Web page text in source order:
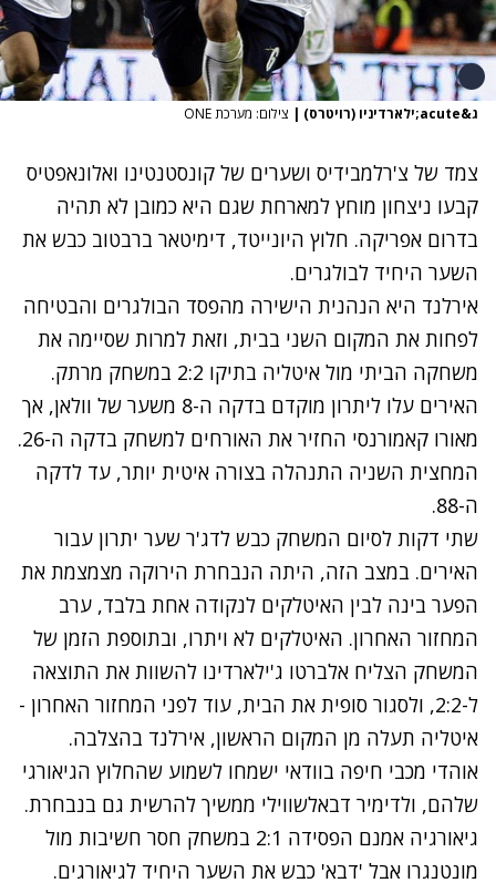
ג&acute;ילארדיניו (רויטרס) | צילום: מערכת ONE
צמד של צ'רלמבידיס ושערים של קונסטנטינו ואלונאפטיס
קבעו ניצחון מוחץ למארחת שגם היא כמובן לא תהיה
בדרום אפריקה. חלוץ היונייטד, דימיטאר ברבטוב כבש את
השער היחיד לבולגרים.
אירלנד היא הנהנית הישירה מהפסד הבולגרים והבטיחה
לפחות את המקום השני בבית, וזאת למרות שסיימה את
משחקה הביתי מול איטליה בתיקו 2:2 במשחק מרתק.
האירים עלו ליתרון מוקדם בדקה ה-8 משער של וולאן, אך
מאורו קאמורנסי החזיר את האורחים למשחק בדקה ה-26.
המחצית השניה התנהלה בצורה איטית יותר, עד לדקה
ה-88.
שתי דקות לסיום המשחק כבש לדג'ר שער יתרון עבור
האירים. במצב הזה, היתה הנבחרת הירוקה מצמצמת את
הפער בינה לבין האיטלקים לנקודה אחת בלבד, ערב
המחזור האחרון. האיטלקים לא ויתרו, ובתוספת הזמן של
המשחק הצליח אלברטו ג'ילארדינו להשוות את התוצאה
ל-2:2, ולסגור סופית את הבית, עוד לפני המחזור האחרון -
איטליה תעלה מן המקום הראשון, אירלנד בהצלבה.
אוהדי מכבי חיפה בוודאי ישמחו לשמוע שהחלוץ הגיאורגי
שלהם, ולדימיר דבאלשווילי ממשיך להרשית גם בנבחרת.
גיאורגיה אמנם הפסידה 2:1 במשחק חסר חשיבות מול
מונטנגרו אבל 'דבא' כבש את השער היחיד לגיאורגים.